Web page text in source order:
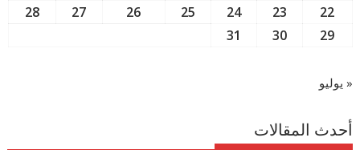
22
23
24
25
26
27
28
29
30
31
« يوليو
أحدث المقالات